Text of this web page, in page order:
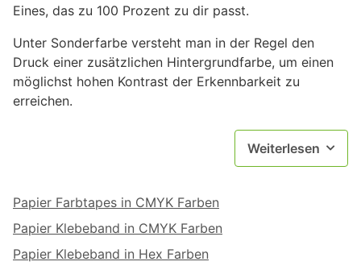
Eines, das zu 100 Prozent zu dir passt.
Unter Sonderfarbe versteht man in der Regel den
Druck einer zusätzlichen Hintergrundfarbe, um einen
möglichst hohen Kontrast der Erkennbarkeit zu
erreichen.
Weiterlesen
Papier Farbtapes in CMYK Farben
Papier Klebeband in CMYK Farben
Papier Klebeband in Hex Farben